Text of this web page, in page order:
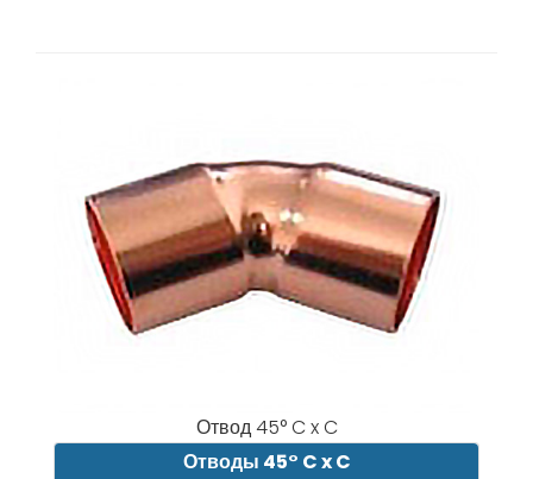
Отвод 45° C x C
Отводы 45° C x C